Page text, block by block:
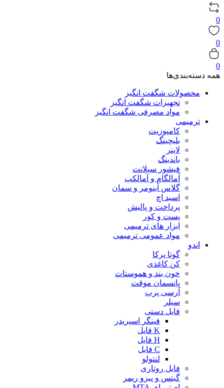
0
0
0
همه دسته‌بندی‌ها
محصولات شگفت انگیز
تجهیزات شگفت انگیز
مواد مصرفی شگفت انگیز
ترمیمی
کامپوزیت
بلیچینگ
لاینر
باندینگ
فیشور سیلانت
آمالگام و آمالکپ
گلاس آینومر و سمان
اسید اچ
پرداخت و پالیش
پست و کور
ابزار های ترمیمی
مواد عمومی ترمیمی
اندو
گوتا پرکا
کن کاغذی
خون بند و هموستات
پانسمان موقت
آرسی پرپ
سیلر
فایل دستی
فینگر اسپریدر
K فایل
H فایل
C فایل
لنتولو
فایل روتاری
گیتس و پیزو ریمر